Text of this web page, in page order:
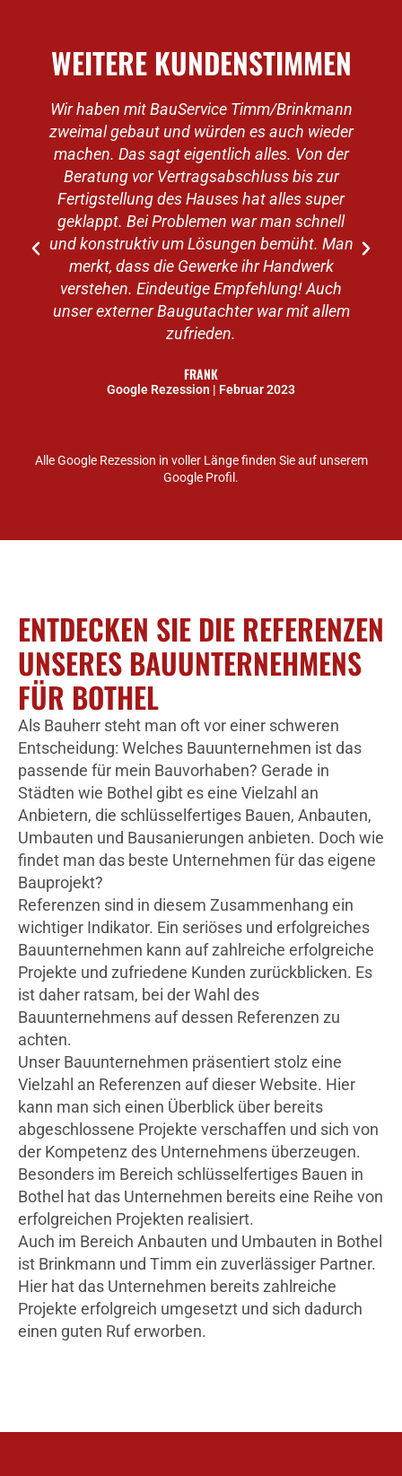
WEITERE KUNDENSTIMMEN
Wir haben mit BauService Timm/Brinkmann
zweimal gebaut und würden es auch wieder
machen. Das sagt eigentlich alles. Von der
Beratung vor Vertragsabschluss bis zur
Fertigstellung des Hauses hat alles super
geklappt. Bei Problemen war man schnell
und konstruktiv um Lösungen bemüht. Man
merkt, dass die Gewerke ihr Handwerk
verstehen. Eindeutige Empfehlung! Auch
unser externer Baugutachter war mit allem
zufrieden.
FRANK
Google Rezession | Februar 2023
Alle Google Rezession in voller Länge finden Sie auf unserem
Google Profil.
ENTDECKEN SIE DIE REFERENZEN
UNSERES BAUUNTERNEHMENS
FÜR BOTHEL
Als Bauherr steht man oft vor einer schweren
Entscheidung: Welches Bauunternehmen ist das
passende für mein Bauvorhaben? Gerade in
Städten wie Bothel gibt es eine Vielzahl an
Anbietern, die schlüsselfertiges Bauen, Anbauten,
Umbauten und Bausanierungen anbieten. Doch wie
findet man das beste Unternehmen für das eigene
Bauprojekt?
Referenzen sind in diesem Zusammenhang ein
wichtiger Indikator. Ein seriöses und erfolgreiches
Bauunternehmen kann auf zahlreiche erfolgreiche
Projekte und zufriedene Kunden zurückblicken. Es
ist daher ratsam, bei der Wahl des
Bauunternehmens auf dessen Referenzen zu
achten.
Unser Bauunternehmen präsentiert stolz eine
Vielzahl an Referenzen auf dieser Website. Hier
kann man sich einen Überblick über bereits
abgeschlossene Projekte verschaffen und sich von
der Kompetenz des Unternehmens überzeugen.
Besonders im Bereich schlüsselfertiges Bauen in
Bothel hat das Unternehmen bereits eine Reihe von
erfolgreichen Projekten realisiert.
Auch im Bereich Anbauten und Umbauten in Bothel
ist Brinkmann und Timm ein zuverlässiger Partner.
Hier hat das Unternehmen bereits zahlreiche
Projekte erfolgreich umgesetzt und sich dadurch
einen guten Ruf erworben.